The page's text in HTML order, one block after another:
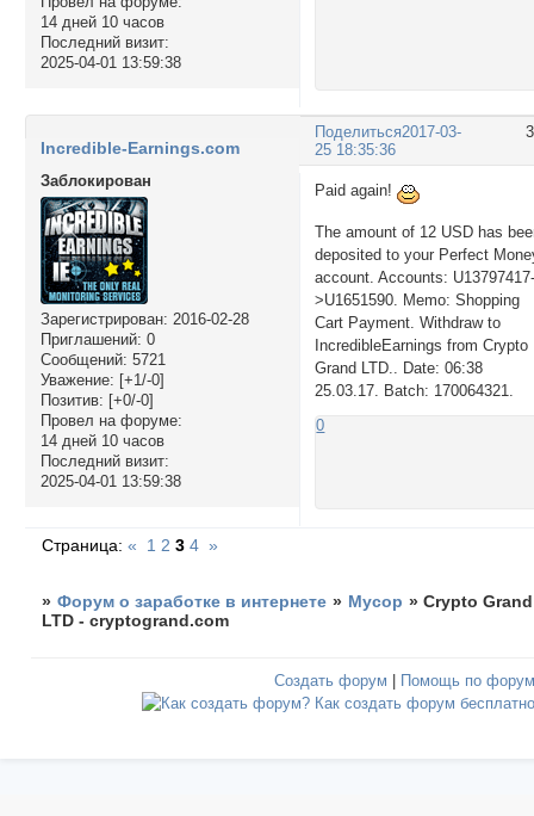
14 дней 10 часов
Последний визит:
2025-04-01 13:59:38
Поделиться2017-03-
25 18:35:36
Incredible-Earnings.com
Заблокирован
Зарегистрирован: 2016-02-28
Приглашений: 0
Сообщений: 5721
Уважение: [+1/-0]
Позитив: [+0/-0]
Провел на форуме:
14 дней 10 часов
Последний визит:
2025-04-01 13:59:38
Paid again!
The amount of 12 USD has
deposited to your Perfect
account. Accounts:
>U1651590. Memo: Shopping
Cart Payment. Withdraw to
IncredibleEarnings from Crypto
Grand LTD.. Date: 06:38
25.03.17. Batch: 170064321.
0
Страница:« 1 2 3 4 »
» Форум о заработке в интернете » Мусор »Crypto Grand
LTD - cryptogrand.com
Создать форум | Помощь по